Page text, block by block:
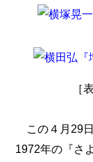
［
この４月29日
1972年の『さ